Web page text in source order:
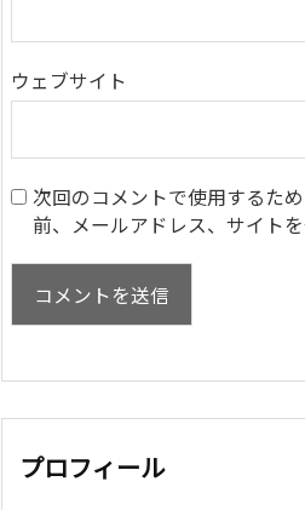
ウェブサイト
次回のコメントで使用するた
前、メールアドレス、サイトを
プロフィール